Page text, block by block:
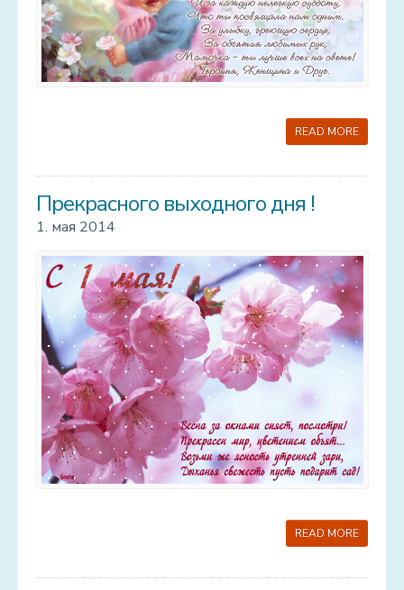
READ MORE
Прекрасного выходного дня !
1. мая 2014
READ MORE